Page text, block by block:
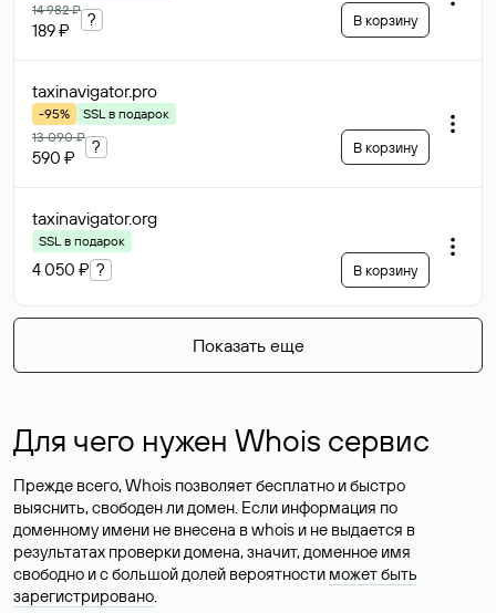
14 982 ₽
189 ₽
? В корзину
taxinavigator.pro
-95%
SSL в подарок
13 090 ₽
590 ₽
? В корзину
taxinavigator.org
SSL в подарок
4 050 ₽ ? В корзину
Показать еще
Для чего нужен Whois сервис
Прежде всего, Whois позволяет бесплатно и быстро
выяснить, свободен ли домен. Если информация по
доменному имени не внесена в whois и не выдается в
результатах проверки домена, значит, доменное имя
свободно и с большой долей вероятности может быть
зарегистрировано.